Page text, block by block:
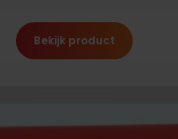
Bekijk product